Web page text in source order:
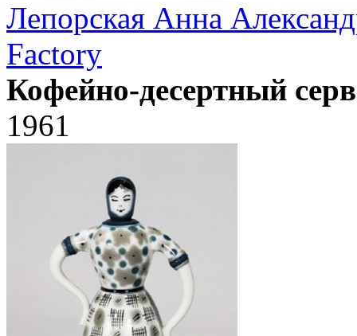
Лепорская Анна
Factory
Кофейно-десертный
1961